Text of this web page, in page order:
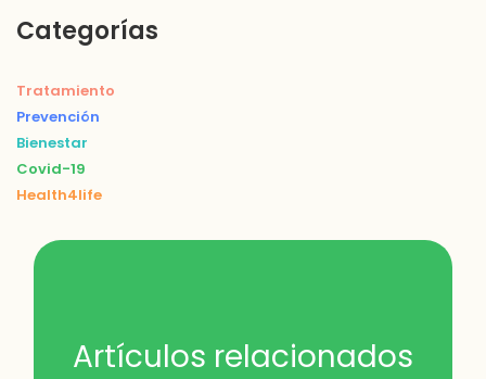
Categorías
Tratamiento
Prevención
Bienestar
Covid-19
Health4life
Artículos relacionados